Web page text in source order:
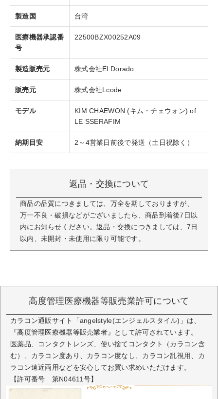
製造国 台湾
医療機器承認番
号
22500BZX00252A09
製造販売元 株式会社El Dorado
販売元 株式会社Lcode
モデル
KIM CHAEWON (キム・チェウォン) of
LE SSERAFIM
納期目安 2～4営業日前後で発送（土日祝除く）
返品・交換について
商品の品質につきましては、万全を期しておりますが、
万一不良・破損などがございましたら、商品到着後7日以
内にお知らせください。返品・交換につきましては、7日
以内、未開封・未使用に限り可能です。
高度管理医療機器等販売業許可について
カラコン通販サイト「angelstyle(エンジェルスタイル)」は、
『高度管理医療機器等販売業者』として許可されています。
医薬品、コンタクトレンズ、使い捨てコンタクト（カラコン含
む）、カラコン度あり、カラコン度なし、カラコン乱視用、カ
ラコン遠近両用などを安心してお買い求めいただけます。
【許可番号 第N04611号】